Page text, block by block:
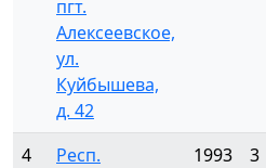
пгт.
Алексеевское,
ул.
Куйбышева,
д. 42
4
Респ.
1993 3